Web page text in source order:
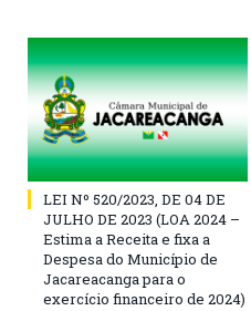
LEI Nº 520/2023, DE 04 DE
JULHO DE 2023 (LOA 2024 –
Estima a Receita e fixa a
Despesa do Município de
Jacareacanga para o
exercício financeiro de 2024)